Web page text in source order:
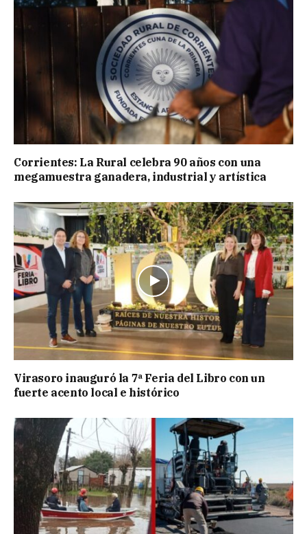
Corrientes: La Rural celebra 90 años con una
megamuestra ganadera, industrial y artística
Virasoro inauguró la 7ª Feria del Libro con un
fuerte acento local e histórico